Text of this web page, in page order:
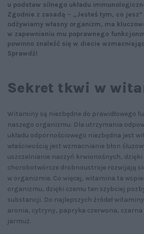
u podstaw silnego układu
Zgodnie z zasadą – „Jesteś tym, co
odżywiamy własny organizm, ma
w zapewnieniu mu poprawnego
powinno znaleźć się w diecie
Sprawdź!
Sekret tkwi w
Witaminy są niezbędne do prawidłowego
naszego organizmu. Dla utrzymania
układu odpornościowego niezbędna jest
właściwością jest wzmacnianie błon
uszczelnianie naczyń krwionośnych, dzięki
chorobotwórcze drobnoustroje rozwijają
w organizmie. Co więcej, witamina ta
organizmu, dzięki czemu ten szybciej
substancji. Do najlepszych źródeł
aronia, cytryny, papryka czerwona, czarna
jarmuż.